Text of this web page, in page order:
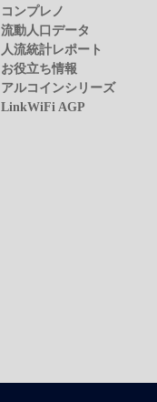
コンプレノ
流動人口データ
人流統計レポート
お役立ち情報
アルコインシリーズ
LinkWiFi AGP